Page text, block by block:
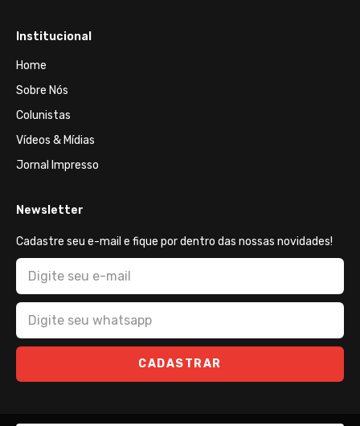
Institucional
Home
Sobre Nós
Colunistas
Vídeos & Mídias
Jornal Impresso
Newsletter
Cadastre seu e-mail e fique por dentro das nossas novidades!
CADASTRAR